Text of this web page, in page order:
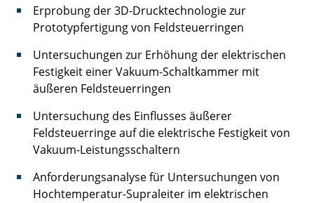
Winter Oliver
Zeng Fanke
Erprobung der 3D-Drucktechnologie zur
Prototypfertigung von Feldsteuerringen
Untersuchungen zur Erhöhung der elektrischen
Festigkeit einer Vakuum-Schaltkammer mit
äußeren Feldsteuerringen
Untersuchung des Einflusses äußerer
Feldsteuerringe auf die elektrische Festigkeit von
Vakuum-Leistungsschaltern
Anforderungsanalyse für Untersuchungen von
Hochtemperatur-Supraleiter im elektrischen